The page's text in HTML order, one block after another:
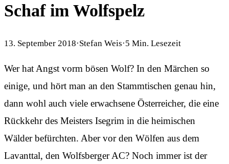
Schaf im Wolfspelz
13. September 2018·Stefan Weis·5 Min. Lesezeit
Wer hat Angst vorm bösen Wolf? In den Märchen so
einige, und hört man an den Stammtischen genau hin,
dann wohl auch viele erwachsene Österreicher, die eine
Rückkehr des Meisters Isegrim in die heimischen
Wälder befürchten. Aber vor den Wölfen aus dem
Lavanttal, den Wolfsberger AC? Noch immer ist der